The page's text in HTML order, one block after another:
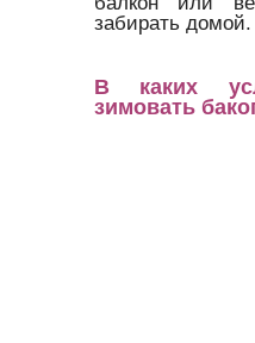
забирать домой.
В каких
зимовать